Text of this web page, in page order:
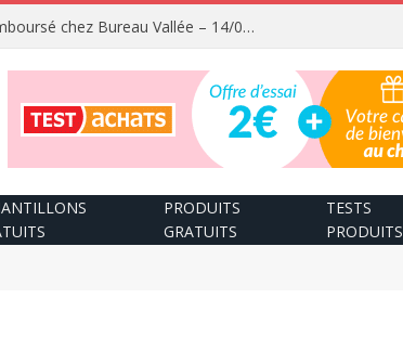
Fournitures scolaires 100% remboursé chez Bureau Vallée – 14/08/2026
PRODUITS
GRATUITS
TESTS
PRODUITS